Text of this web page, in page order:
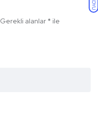
KOYU
Gerekli alanlar * ile